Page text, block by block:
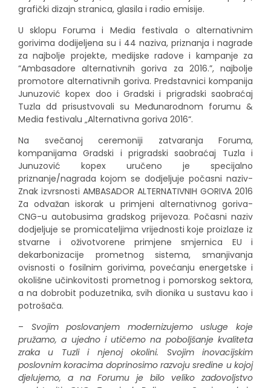
grafički dizajn stranica, glasila i radio emisije.
U sklopu Foruma i Media festivala o alternativnim
gorivima dodijeljena su i 44 naziva, priznanja i nagrade
za najbolje projekte, medijske radove i kampanje za
“Ambasadore alternativnih goriva za 2016.”, najbolje
promotore alternativnih goriva. Predstavnici kompanija
Junuzović kopex doo i Gradski i prigradski saobraćaj
Tuzla dd prisustvovali su Međunarodnom forumu &
Media festivalu „Alternativna goriva 2016“.
Na svečanoj ceremoniji zatvaranja Foruma,
kompanijama Gradski i prigradski saobraćaj Tuzla i
Junuzović kopex uručeno je specijalno
priznanje/nagrada kojom se dodjeljuje počasni naziv-
Znak izvrsnosti AMBASADOR ALTERNATIVNIH GORIVA 2016
Za odvažan iskorak u primjeni alternativnog goriva-
CNG-u autobusima gradskog prijevoza. Počasni naziv
dodjeljuje se promicateljima vrijednosti koje proizlaze iz
stvarne i oživotvorene primjene smjernica EU i
dekarbonizacije prometnog sistema, smanjivanja
ovisnosti o fosilnim gorivima, povećanju energetske i
okolišne učinkovitosti prometnog i pomorskog sektora,
a na dobrobit poduzetnika, svih dionika u sustavu kao i
potrošača.
– Svojim poslovanjem modernizujemo usluge koje
pružamo, a ujedno i utičemo na poboljšanje kvaliteta
zraka u Tuzli i njenoj okolini. Svojim inovacijskim
poslovnim koracima doprinosimo razvoju sredine u kojoj
djelujemo, a na Forumu je bilo veliko zadovoljstvo